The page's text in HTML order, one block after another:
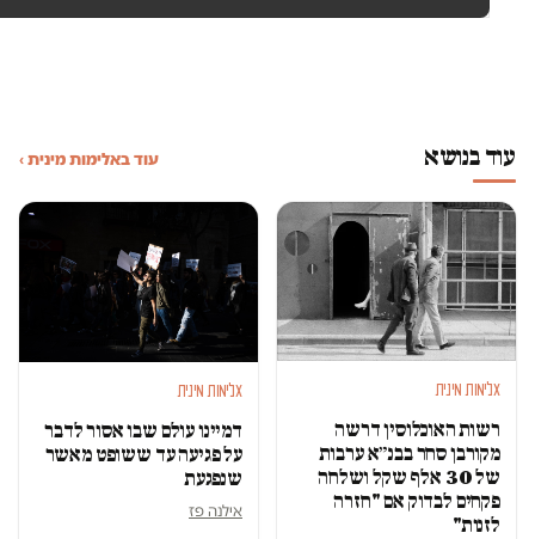
עוד בנושא עוד באלימות מינית ›
אלימות מינית
רשות האוכלוסין דרשה
מקורבן סחר בבנ״א ערבות
של 30 אלף שקל ושלחה
פקחים לבדוק אם "חזרה
לזנות"
אלימות מינית
דמיינו עולם שבו אסור לדבר
על פגיעה עד ששופט מאשר
שנפגעת
אילנה פז